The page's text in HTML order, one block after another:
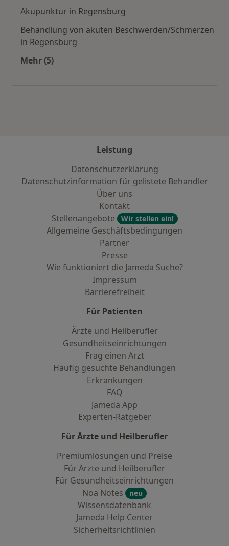
Akupunktur in Regensburg
Behandlung von akuten Beschwerden/Schmerzen
in Regensburg
Mehr (5)
Leistung
Datenschutzerklärung
Datenschutzinformation für gelistete Behandler
Über uns
Kontakt
Stellenangebote
Wir stellen ein!
Allgemeine Geschäftsbedingungen
Partner
Presse
Wie funktioniert die Jameda Suche?
Impressum
Barrierefreiheit
Für Patienten
Ärzte und Heilberufler
Gesundheitseinrichtungen
Frag einen Arzt
Häufig gesuchte Behandlungen
Erkrankungen
FAQ
Jameda App
Experten-Ratgeber
Für Ärzte und Heilberufler
Premiumlösungen und Preise
Für Ärzte und Heilberufler
Für Gesundheitseinrichtungen
Noa Notes
neu
Wissensdatenbank
Jameda Help Center
Sicherheitsrichtlinien